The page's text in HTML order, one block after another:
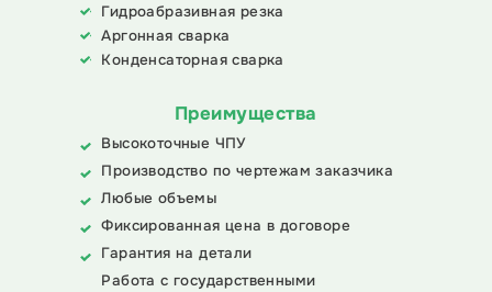
Гидроабразивная резка
Аргонная сварка
Конденсаторная сварка
Преимущества
Высокоточные ЧПУ
Производство по чертежам заказчика
Любые объемы
Фиксированная цена в договоре
Гарантия на детали
Работа с государственными